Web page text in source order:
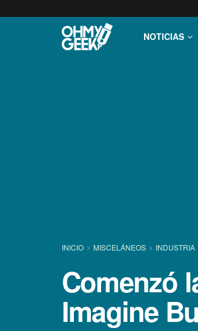
NOTICIAS
INICIO MISCELÁNEOS INDUSTRIA
Comenzó
Imagine